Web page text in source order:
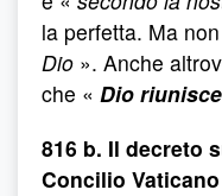
la perfetta. Ma
Dio ». Anche
che « Dio riunisce
816 b. Il decreto
Concilio